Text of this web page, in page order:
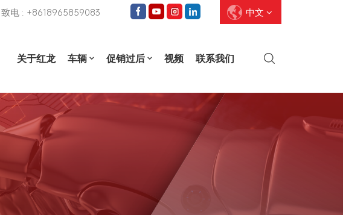
致电 : +8618965859083 中文
Deutsch
Pусский
Español
ไทย
עברית
中文
Português
关于红龙 车辆 促销过后 视频 联系我们